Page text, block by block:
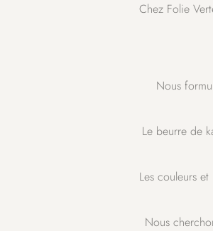
Chez Folie
Nous
Le beurre de
Les couleurs
Nous